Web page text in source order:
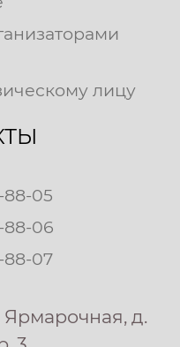
лицу
88-05
88-06
88-07
Ярмарочная, д.